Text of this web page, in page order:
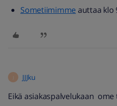
Sometiimimme auttaa klo
JJJku
Eikä asiakaspalvelukaan